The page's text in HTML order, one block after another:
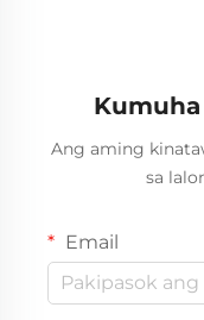
Ang aming
sa
Email